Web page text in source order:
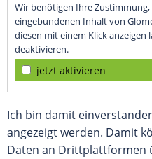
Wir benötigen Ihre
eingebundenen Inhalt von
diesen mit einem Klick anzeigen
deaktivieren.
jetzt aktivieren
Ich bin damit
angezeigt werden. Damit
Daten an Drittplattformen